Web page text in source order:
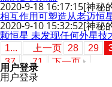
2020-9-18 16:17:15[神秘
相互作用可塑造从老迈恒
2020-9-10 15:32:52[神秘
颗恒星 未发现任何外星技
1... 上一页 28 29
37
...71 下一页
用户登录
用户登录